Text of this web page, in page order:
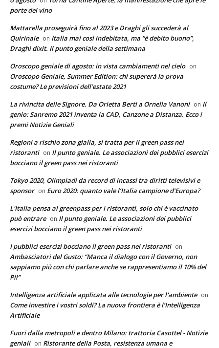
porte del vino
Mattarella proseguirà fino al 2023 e Draghi gli succederà al
Quirinale on Italia mai così indebitata, ma “è debito buono”,
Draghi dixit. Il punto geniale della settimana
Oroscopo geniale di agosto: in vista cambiamenti nel cielo on
Oroscopo Geniale, Summer Edition: chi supererà la prova
costume? Le previsioni dell’estate 2021
La rivincita delle Signore. Da Orietta Berti a Ornella Vanoni on Il
genio: Sanremo 2021 inventa la CAD, Canzone a Distanza. Ecco i
premi Notizie Geniali
Regioni a rischio zona gialla, si tratta per il green pass nei
ristoranti on Il punto geniale. Le associazioni dei pubblici esercizi
bocciano il green pass nei ristoranti
Tokyo 2020, Olimpiadi da record di incassi tra diritti televisivi e
sponsor on Euro 2020: quanto vale l’Italia campione d’Europa?
L'Italia pensa al greenpass per i ristoranti, solo chi è vaccinato
può entrare on Il punto geniale. Le associazioni dei pubblici
esercizi bocciano il green pass nei ristoranti
I pubblici esercizi bocciano il green pass nei ristoranti on
Ambasciatori del Gusto: “Manca il dialogo con il Governo, non
sappiamo più con chi parlare anche se rappresentiamo il 10% del
Pil”
Intelligenza artificiale applicata alle tecnologie per l'ambiente on
Come investire i vostri soldi? La nuova frontiera è l’Intelligenza
Artificiale
Fuori dalla metropoli e dentro Milano: trattoria Casottel - Notizie
geniali on Ristorante della Posta, resistenza umana e